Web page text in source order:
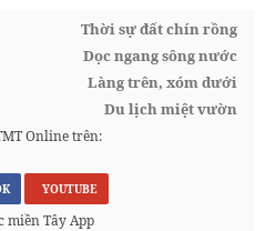
Thời sự đất chín rồng
Dọc ngang sông nước
Làng trên, xóm dưới
Du lịch miệt vườn
Online trên:
YOUTUBE
miền Tây App